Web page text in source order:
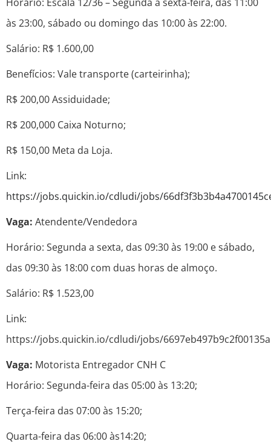
às 23:00, sábado ou domingo das 10:00 às 22:00.
Salário: R$ 1.600,00
Benefícios: Vale transporte (carteirinha);
R$ 200,00 Assiduidade;
R$ 200,000 Caixa Noturno;
R$ 150,00 Meta da Loja.
Link:
https://jobs.quickin.io/cdludi/jobs/
Vaga: Atendente/Vendedora
Horário: Segunda a sexta, das 09:30 às 19:00 e sábado,
das 09:30 às 18:00 com duas horas de almoço.
Salário: R$ 1.523,00
Link:
https://jobs.quickin.io/cdludi/jobs/
Vaga: Motorista Entregador CNH C
Horário: Segunda-feira das 05:00 às 13:20;
Terça-feira das 07:00 às 15:20;
Quarta-feira das 06:00 às14:20;